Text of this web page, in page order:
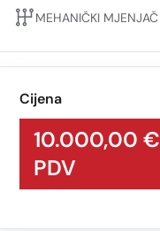
MEHANIČKI MJENJAČ
Cijena
10.000,00 €
PDV